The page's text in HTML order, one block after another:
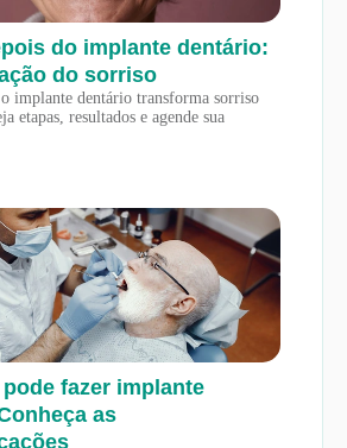
do implante dentário:
do sorriso
implante dentário transforma sorriso
etapas, resultados e agende sua
fazer implante
as